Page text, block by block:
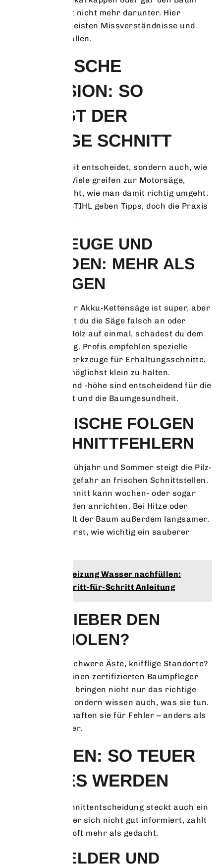
fällen – das fällt nicht mehr darunter. Hier
passieren die meisten Missverständnisse und
damit Bußgeldfallen.
TECHNISCHE
DIMENSION: SO
GELINGT DER
RICHTIGE SCHNITT
Nicht nur die Zeit entscheidet, sondern auch, wie
du schneidest. Viele greifen zur Motorsäge,
wissen aber nicht, wie man damit richtig umgeht.
Hersteller wie STIHL geben Tipps, doch die Praxis
ist oft kniffliger.
WERKZEUGE UND
METHODEN: MEHR ALS
NUR SÄGEN
Eine Motor- oder Akku-Kettensäge ist super, aber
nicht alles. Setzt du die Säge falsch an oder
nimmst zu viel Holz auf einmal, schadest du dem
Baum nachhaltig. Profis empfehlen spezielle
Scheren und Werkzeuge für Erhaltungsschnitte,
um die Wunde möglichst klein zu halten.
Schnittwinkel und -höhe sind entscheidend für die
Kronenstabilität und die Baumgesundheit.
BIOLOGISCHE FOLGEN
VON SCHNITTFEHLERN
Besonders in Frühjahr und Sommer steigt die Pilz-
und Schädlingsgefahr an frischen Schnittstellen.
Ein falscher Schnitt kann wochen- oder sogar
jahrelang Schaden anrichten. Bei Hitze oder
Trockenheit heilt der Baum außerdem langsamer.
Da merkt man erst, wie wichtig ein sauberer
Heizung Wasser nachfüllen:
Einfache Schritt-für-Schritt Anleitung
WANN LIEBER DEN
PROFI HOLEN?
Große Bäume, schwere Äste, knifflige Standorte?
Da gilt: Lieber einen zertifizierten Baumpfleger
engagieren. Die bringen nicht nur das richtige
Werkzeug mit, sondern wissen auch, was sie tun.
Und im Zweifel haften sie für Fehler – anders als
wir Hobbygärtner.
FINANZEN: SO TEUER
KANN ES WERDEN
Hinter jeder Schnittentscheidung steckt auch ein
Kostenrisiko. Wer sich nicht gut informiert, zahlt
schnell drauf – oft mehr als gedacht.
BUSSGELDER UND F